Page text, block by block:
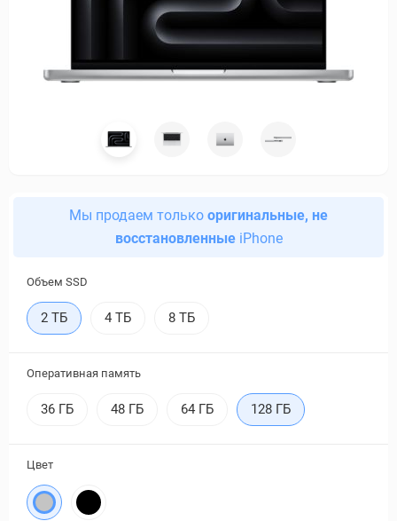
Мы продаем только оригинальные, не
восстановленныеiPhone
Объем SSD
2 ТБ 4 ТБ 8 ТБ
Оперативная память
36 ГБ 48 ГБ 64 ГБ 128 ГБ
Цвет